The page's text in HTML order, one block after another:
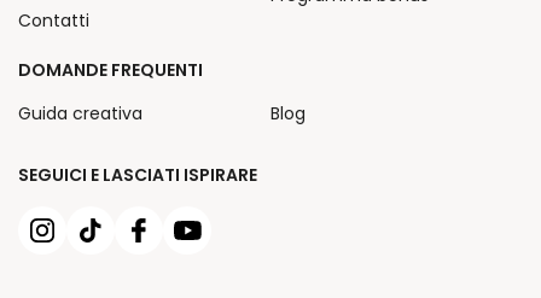
SEGUICI E LASCIATI ISPIRARE
Contatti
DOMANDE FREQUENTI
Guida creativa
Blog